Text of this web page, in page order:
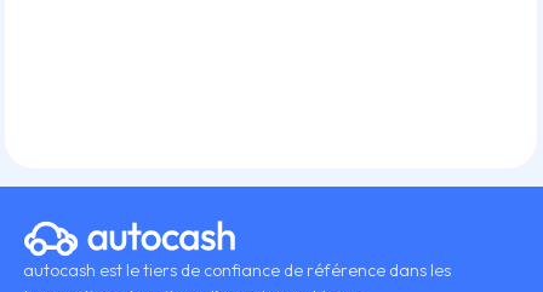
autocash est le tiers de confiance de référence dans les